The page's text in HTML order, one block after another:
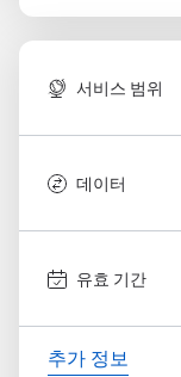
서비스 범위
데이터
유효 기간
추가 정보